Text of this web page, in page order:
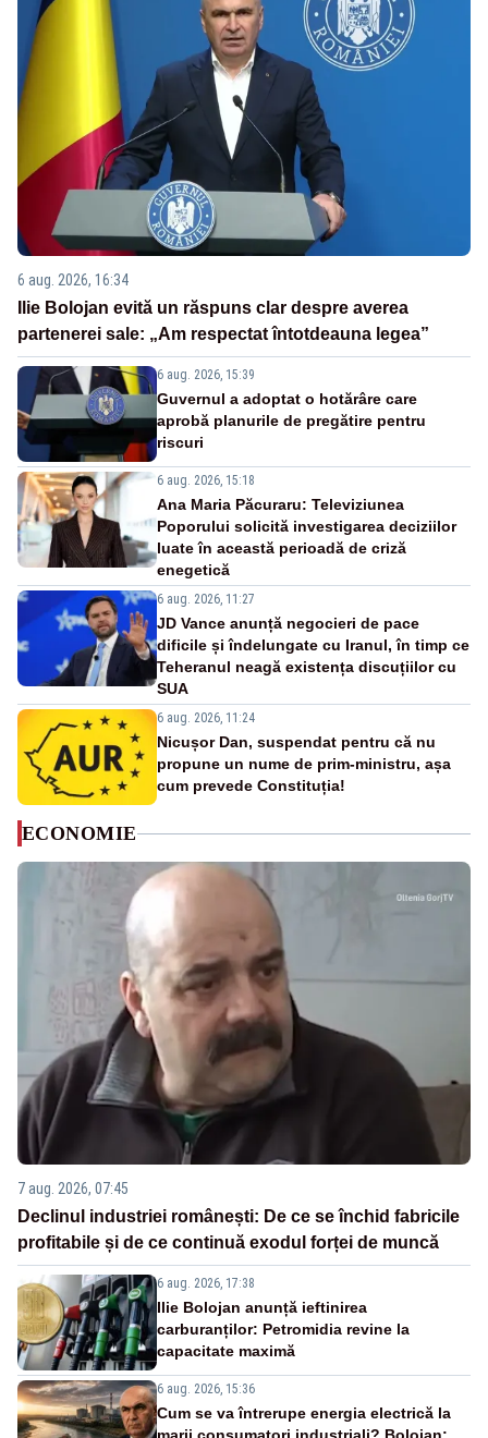
6 aug. 2026, 16:34
Ilie Bolojan evită un răspuns clar despre averea
partenerei sale: „Am respectat întotdeauna legea”
6 aug. 2026, 15:39
Guvernul a adoptat o hotărâre care
aprobă planurile de pregătire pentru
riscuri
6 aug. 2026, 15:18
Ana Maria Păcuraru: Televiziunea
Poporului solicită investigarea deciziilor
luate în această perioadă de criză
enegetică
6 aug. 2026, 11:27
JD Vance anunță negocieri de pace
dificile și îndelungate cu Iranul, în timp ce
Teheranul neagă existența discuțiilor cu
SUA
6 aug. 2026, 11:24
Nicușor Dan, suspendat pentru că nu
propune un nume de prim-ministru, așa
cum prevede Constituția!
ECONOMIE
7 aug. 2026, 07:45
Declinul industriei românești: De ce se închid fabricile
profitabile și de ce continuă exodul forței de muncă
6 aug. 2026, 17:38
Ilie Bolojan anunță ieftinirea
carburanților: Petromidia revine la
capacitate maximă
6 aug. 2026, 15:36
Cum se va întrerupe energia electrică la
marii consumatori industriali? Bolojan: